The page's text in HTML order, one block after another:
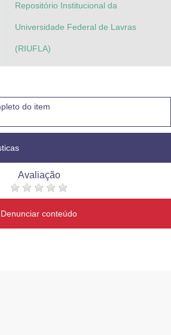
Repositório Institucional da
Universidade Federal de Lavras
(RIUFLA)
do item
Avaliação
Denunciar conteúdo